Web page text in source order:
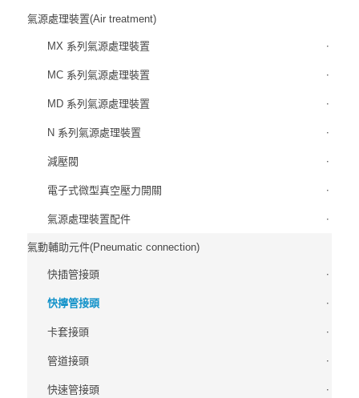
氣源處理裝置(Air treatment)
MX 系列氣源處理裝置
MC 系列氣源處理裝置
MD 系列氣源處理裝置
N 系列氣源處理裝置
減壓閥
電子式微型真空壓力開關
氣源處理裝置配件
氣動輔助元件(Pneumatic connection)
快插管接頭
快擰管接頭
卡套接頭
管道接頭
快速管接頭